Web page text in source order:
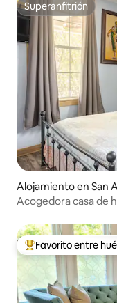
Superanfitrión
Superanfitrión
Alojamiento en San
Acogedora casa de
Favorito entre
Favorito entre